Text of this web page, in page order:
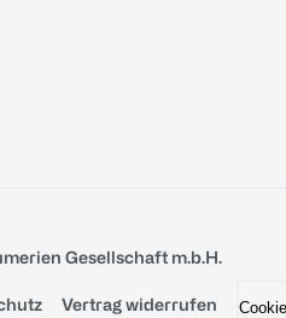
Gesellschaft m.b.H.
Vertrag widerrufen